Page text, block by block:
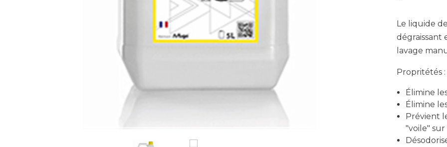
Le liquide
dégraissant
lavage
Propritétés :
Élimine
Élimine
Prévient
"voile"